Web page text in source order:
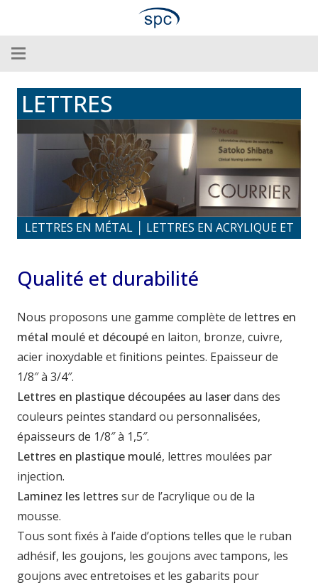
LETTRES
DIMENSIONNELLES
LETTRES EN MÉTAL │ LETTRES EN ACRYLIQUE ET
Qualité et durabilité
Nous proposons une gamme complète de lettres en
métal moulé et découpéen laiton, bronze, cuivre,
acier inoxydable et finitions peintes. Epaisseur de
1/8″ à 3/4″.
Lettres en plastique découpées au laserdans des
couleurs peintes standard ou personnalisées,
épaisseurs de 1/8″ à 1,5″.
Lettres en plastique moulé, lettres moulées par
injection.
Laminez les lettres sur de l’acrylique ou de la
mousse.
Tous sont fixés à l’aide d’options telles que le ruban
adhésif, les goujons, les goujons avec tampons, les
goujons avec entretoises et les gabarits pour